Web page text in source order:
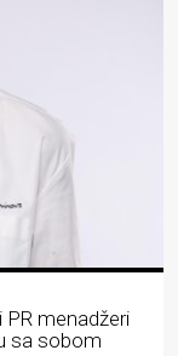
menadžeri
sa sobom